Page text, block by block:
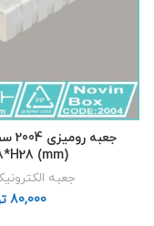
(mm)
جعبه